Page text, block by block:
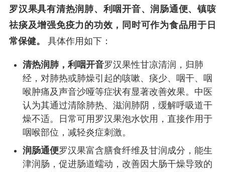
罗汉果具有清热润肺、利咽开音、润肠通便、镇咳
祛痰及增强免疫力的功效，同时可作为食品用于日
常保健。
具体作用如下：
清热润肺，利咽开音罗汉果性甘凉清润，归肺
经，对肺热或肺燥引起的咳嗽、痰少、咽干、咽
喉肿痛及声音沙哑等症状有显著改善效果。中医
认为其通过清除肺热、滋润肺阴，缓解呼吸道干
燥不适。日常可用罗汉果泡水饮用，直接作用于
咽喉部位，减轻炎症刺激。
润肠通便罗汉果富含膳食纤维及甘润成分，能生
津润肠，促进肠道蠕动，改善因大肠干燥导致的